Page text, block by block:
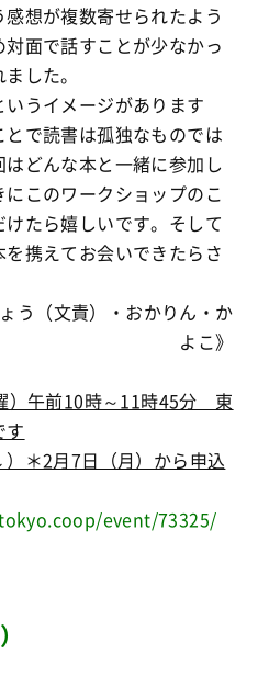
想が複数寄せられたよう
面で話すことが少なかっ
した。
いうイメージがあります
で読書は孤独なものでは
どんな本と一緒に参加し
このワークショップのこ
たら嬉しいです。そして
携えてお会いできたらさ
う（文責）・おかりん・か
よこ》
）午前10時～11時45分 東
す
＊2月7日（月）から申込
event/73325/